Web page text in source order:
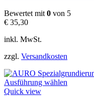
auf.
gewählt
Bewertet mit 0 von 5
€ 35,30
inkl. MwSt.
zzgl. Versandkosten
Ausführung wählen
Quick view